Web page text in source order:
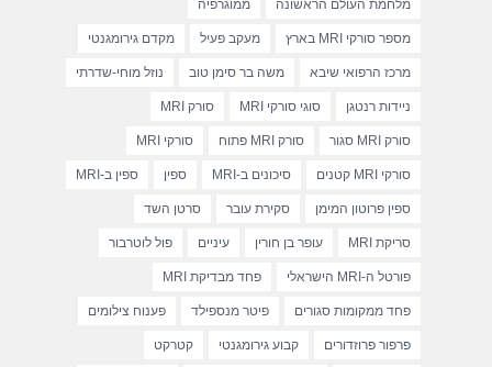
מלחמת העולם הראשונה ממוגרפיה
מספר סורקי MRI בארץ מעקב פעיל מקדם גירומגנטי
מרכז הרפואי שיבא משה בר סימן טוב נוזל מוחי-שדרתי
ניידות רנטגן סוגי סורקי MRI סורק MRI
סורק MRI סגור סורק MRI פתוח סורקי MRI
סורקי MRI קטנים סיכונים ב-MRI ספין ספין ב-MRI
ספין פרוטון המימן סקירת עובר סרטן השד
סריקת MRI עופר בן חורין עיניים פול לוטרבור
פורטל ה-MRI הישראלי פחד מבדיקת MRI
פחד ממקומות סגורים פיטר מנספילד פענוח צילומים
פרפור פרוזדורים קבוע גירומגנטי קטרקט